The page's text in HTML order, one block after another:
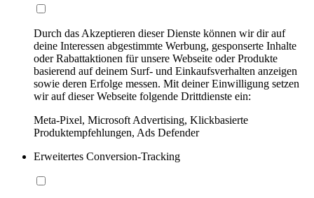
Durch das Akzeptieren dieser Dienste können wir dir auf
deine Interessen abgestimmte Werbung, gesponserte Inhalte
oder Rabattaktionen für unsere Webseite oder Produkte
basierend auf deinem Surf- und Einkaufsverhalten anzeigen
sowie deren Erfolge messen. Mit deiner Einwilligung setzen
wir auf dieser Webseite folgende Drittdienste ein:
Meta-Pixel, Microsoft Advertising, Klickbasierte
Produktempfehlungen, Ads Defender
Erweitertes Conversion-Tracking